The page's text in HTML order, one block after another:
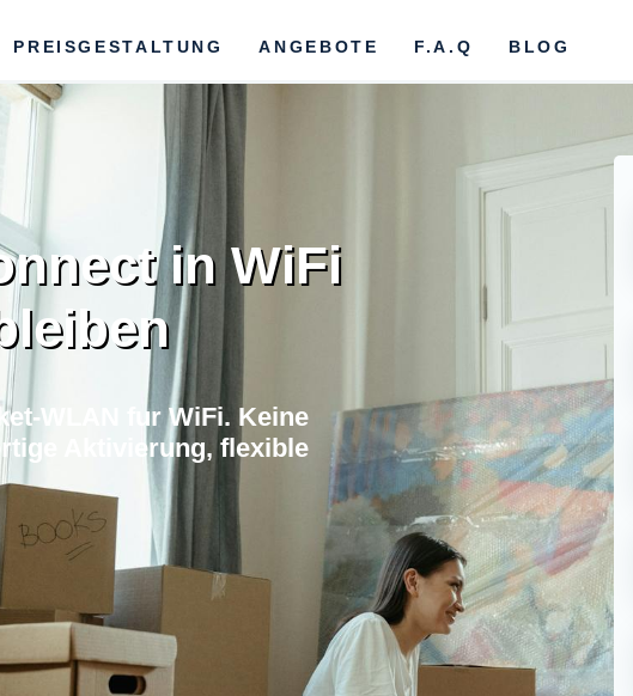
PREISGESTALTUNG ANGEBOTE F.A.Q BLOG
in WiFi
WLAN fur WiFi. Keine
Aktivierung, flexible